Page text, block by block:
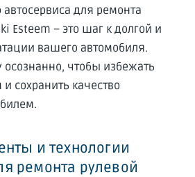
для ремонта
Esteem – это шаг к долгой и
вашего автомобиля.
осознанно, чтобы избежать
сохранить качество
и технологии
ремонта рулевой